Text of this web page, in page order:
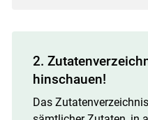
2.
hinschauen!
Das